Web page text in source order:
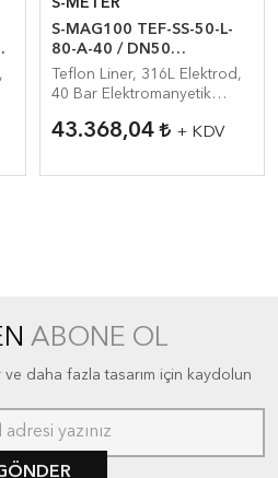
S-METER
S-MAG100 TEF-SS-50-L-
80-A-40 / DN50
E.M.Debimetre
Teflon Liner, 316L Elektrod,
40 Bar Elektromanyetik
43.368,04 + KDV
ABONE OL
daha fazla tasarım için kaydolun